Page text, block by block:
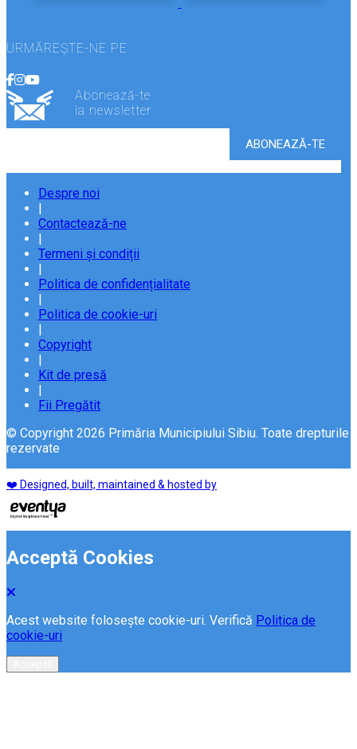
URMĂREȘTE-NE PE
Abonează-te
la newsletter
Despre noi
|
Contactează-ne
|
Termeni și condiții
|
Politica de confidențialitate
|
Politica de cookie-uri
|
Copyright
|
Kit de presă
|
Fii Pregătit
© Copyright 2026 Primăria Municipiului Sibiu. Toate drepturile
rezervate
❤️ Designed, built, maintained & hosted by
Acceptă Cookies
Acest website folosește cookie-uri. Verifică Politica de
cookie-uri